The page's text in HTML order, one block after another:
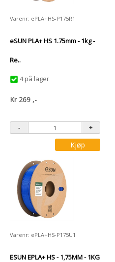
Varenr: ePLA+HS-P175R1
eSUN PLA+ HS 1.75mm - 1kg -
Re..
4 på lager
Kr 269 ,-
Kjøp
Varenr: ePLA+HS-P175U1
ESUN EPLA+ HS - 1,75MM - 1KG